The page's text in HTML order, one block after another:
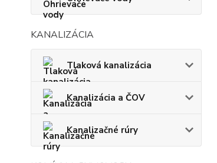
KANALIZÁCIA
Tlaková kanalizácia
Kanalizácia a ČOV
Kanalizačné rúry